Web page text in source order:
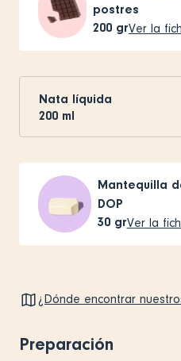
postres
200 grVer la
Nata líquida
200 ml
Mantequilla
DOP
30 grVer la
¿Dónde encontrar
Preparación